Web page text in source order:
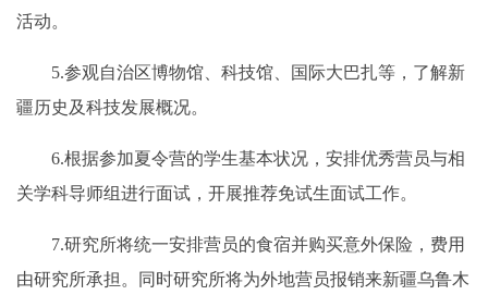
活动。
5.参观自治区博物馆、科技馆、国际大巴扎等，了解新
疆历史及科技发展概况。
6.根据参加夏令营的学生基本状况，安排优秀营员与相
关学科导师组进行面试，开展推荐免试生面试工作。
7.研究所将统一安排营员的食宿并购买意外保险，费用
由研究所承担。同时研究所将为外地营员报销来新疆乌鲁木